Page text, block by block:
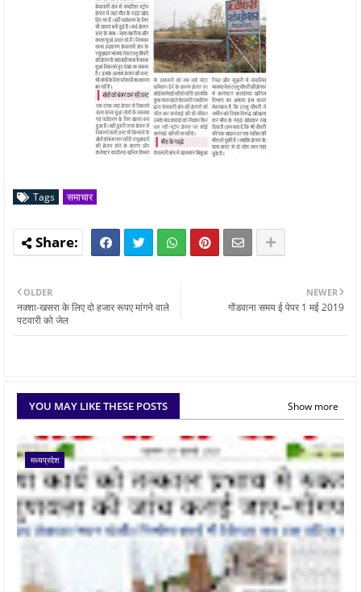
Tags समाचार
NEWER
गोंडवाना समय ई पेपर 1 मई 2019
OLDER
नक्शा-खसरा के लिए दो हजार रूपए मांगने वाले
पटवारी को जेल
YOU MAY LIKE THESE POSTS Show more
मध्यप्रदेश